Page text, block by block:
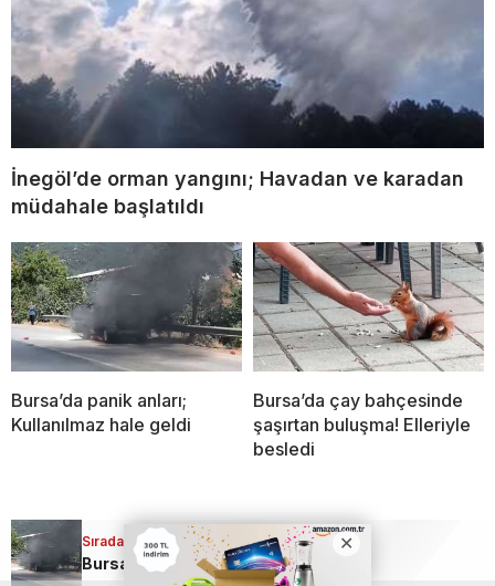
Sıradaki Haber
İnegöl’de orman yangını; Havadan ve karadan
müdahale başlatıldı
Bursa’da panik anları;
Kullanılmaz hale geldi
Bursa’da çay bahçesinde
şaşırtan buluşma! Elleriyle
besledi
Sıradaki Haber